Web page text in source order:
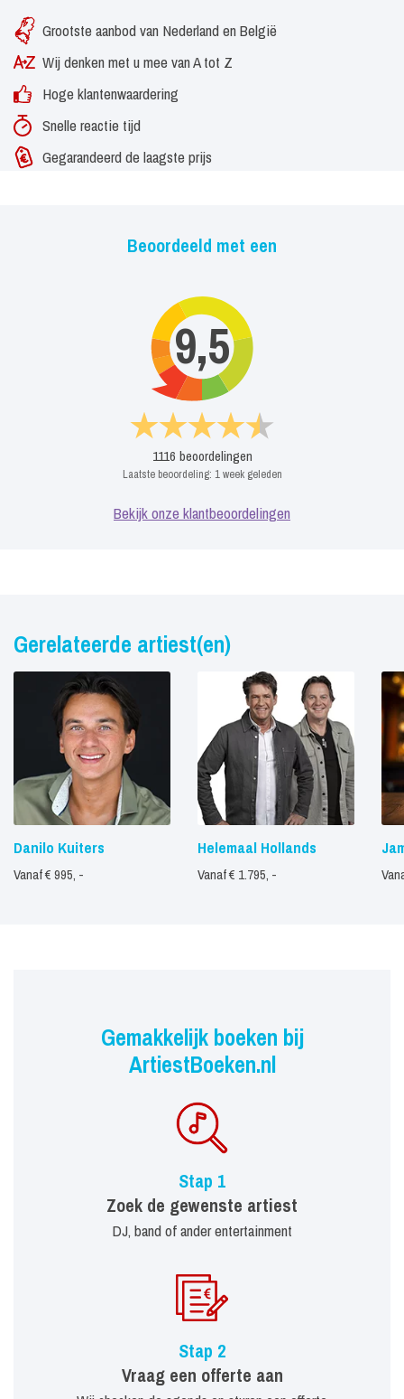
Grootste aanbod van Nederland en België
Wij denken met u mee van A tot Z
Hoge klantenwaardering
Snelle reactie tijd
Gegarandeerd de laagste prijs
Beoordeeld met een
9,5
1116 beoordelingen
Laatste beoordeling: 1 week geleden
Bekijk onze klantbeoordelingen
Gerelateerde artiest(en)
Danilo Kuiters
Vanaf € 995, -
Helemaal Hollands
Vanaf € 1.795, -
Gemakkelijk boeken bij
ArtiestBoeken.nl
Stap 1
Zoek de gewenste artiest
DJ, band of ander entertainment
Stap 2
Vraag een offerte aan